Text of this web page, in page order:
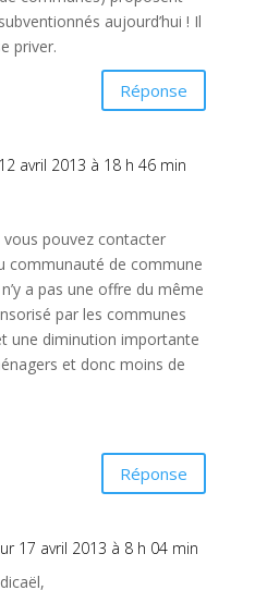
aujourd’hui ! Il
priver.
Réponse
avril 2013 à 18 h 46 min
pouvez contacter
communauté de commune
a pas une offre du même
par les communes
une diminution importante
et donc moins de
Réponse
17 avril 2013 à 8 h 04 min